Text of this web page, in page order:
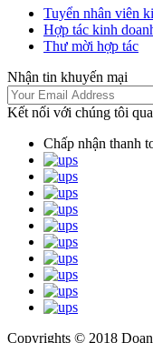
Tuyển nhân viên
Hợp tác kinh
Thư mời hợp tác
Nhận tin khuyến mại
Kết nối với chúng tôi qua
Chấp nhận thanh
Copyrights © 2018